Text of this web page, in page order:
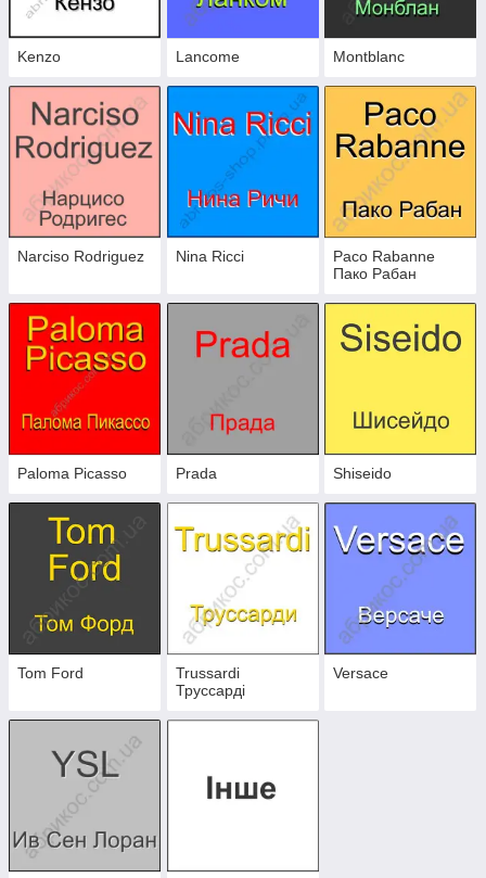
Kenzo Lancome Montblanc
Narciso Rodriguez Nina Ricci
Paco Rabanne
Пако Рабан
Paloma Picasso Prada Shiseido
Tom Ford
Trussardi
Труссарді
Versace